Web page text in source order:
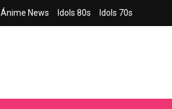
Ánime News Idols 80s Idols 70s